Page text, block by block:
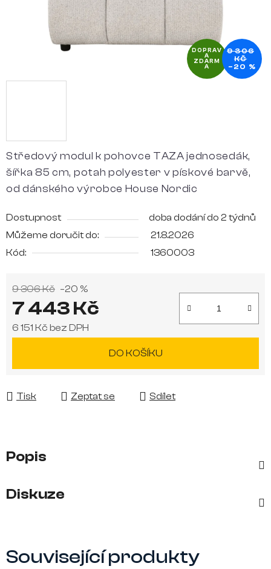
Středový modul k pohovce TAZA jednosedák,
šířka 85 cm, potah polyester v pískové barvě,
od dánského výrobce House Nordic
Dostupnost
doba dodání do 2 týdnů
Můžeme doručit do:
21.8.2026
Kód:
1360003
9 306 Kč –20 %
7 443 Kč
6 151 Kč bez DPH
DO KOŠÍKU
Tisk Zeptat se Sdílet
DOPRAV
A
ZDARM
A
9 306
KČ
–20 %
Popis
Diskuze
Související produkty